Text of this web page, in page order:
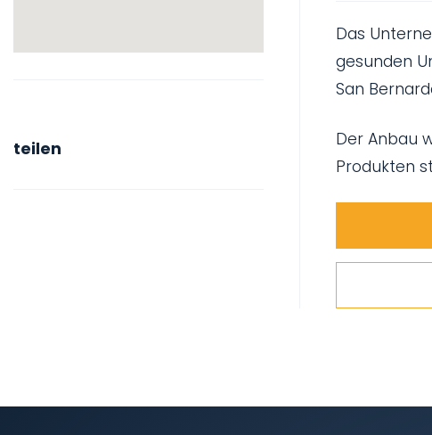
Das
gesunden
San
Der Anbau
Produkten
teilen